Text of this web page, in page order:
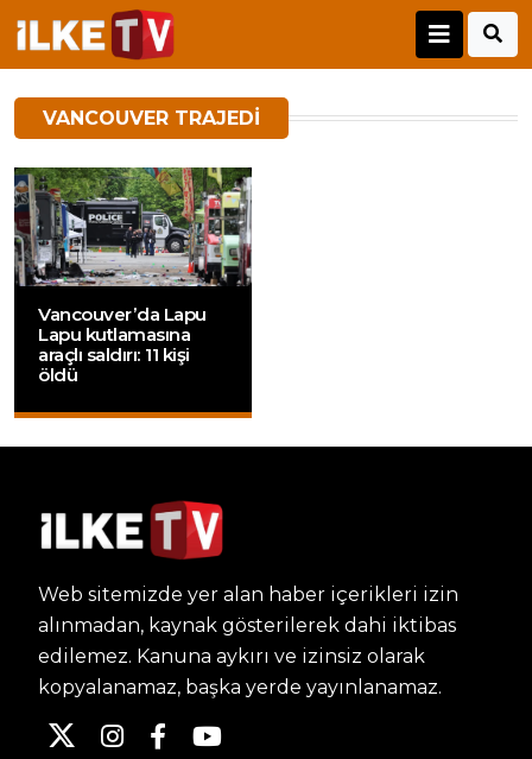
VANCOUVER TRAJEDI
Vancouver’da Lapu
Lapu kutlamasına
araçlı saldırı: 11 kişi
öldü
Web sitemizde yer alan haber içerikleri izin
alınmadan, kaynak gösterilerek dahi iktibas
edilemez. Kanuna aykırı ve izinsiz olarak
kopyalanamaz, başka yerde yayınlanamaz.